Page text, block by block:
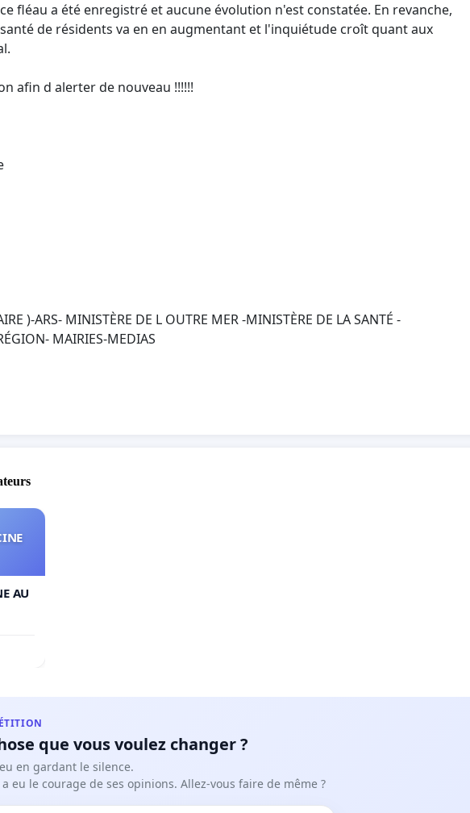
fléau a été enregistré et aucune évolution n'est constatée. En revanche,
de résidents va en en augmentant et l'inquiétude croît quant aux
afin d alerter de nouveau !!!!!!
)-ARS- MINISTÈRE DE L OUTRE MER -MINISTÈRE DE LA SANTÉ -
MAIRIES-MEDIAS
AU
que vous voulez changer ?
en gardant le silence.
eu le courage de ses opinions. Allez-vous faire de même ?